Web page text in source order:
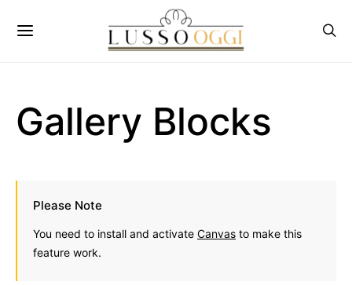
Gallery Blocks
Please Note
You need to install and activate Canvas to make this
feature work.